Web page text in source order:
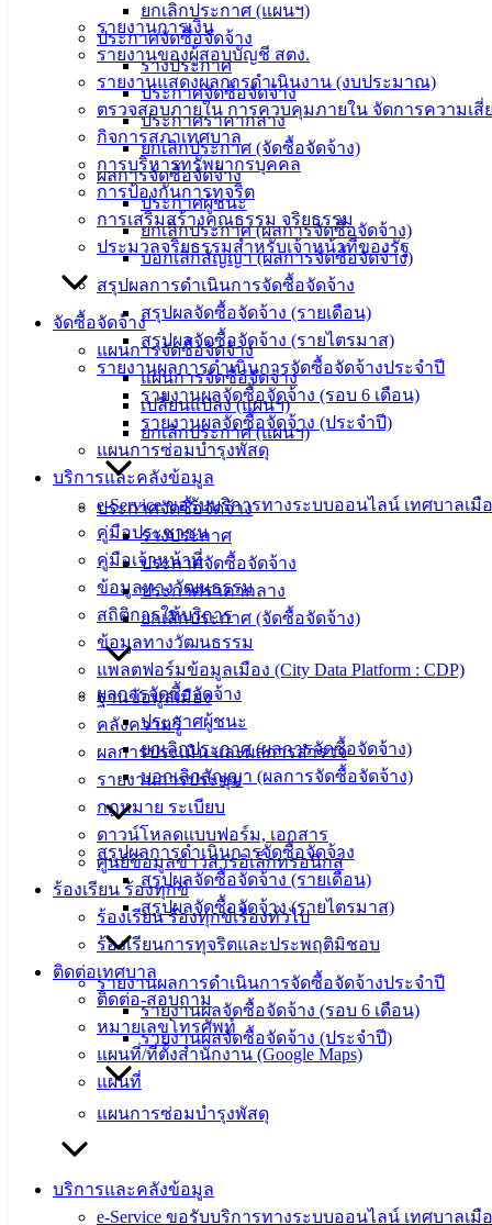
ยกเลิกประกาศ (แผนฯ)
ประกาศจัดซื้อจัดจ้าง
ร่างประกาศ
ประกาศจัดซื้อจัดจ้าง
ประกาศราคากลาง
ยกเลิกประกาศ (จัดซื้อจัดจ้าง)
ผลการจัดซื้อจัดจ้าง
ประกาศผู้ชนะ
ยกเลิกประกาศ (ผลการจัดซื้อจัดจ้าง)
บอกเลิกสัญญา (ผลการจัดซื้อจัดจ้าง)
สรุปผลการดำเนินการจัดซื้อจัดจ้าง
สรุปผลจัดซื้อจัดจ้าง (รายเดือน)
สรุปผลจัดซื้อจัดจ้าง (รายไตรมาส)
รายงานผลการดำเนินการจัดซื้อจัดจ้างประจำปี
รายงานผลจัดซื้อจัดจ้าง (รอบ 6 เดือน)
รายงานผลจัดซื้อจัดจ้าง (ประจำปี)
แผนการซ่อมบำรุงพัสดุ
บริการและคลังข้อมูล
e-Service ขอรับบริการทางระบบออนไลน์ เทศบาลเมื
คู่มือประชาชน
คู่มือเจ้าหน้าที่
ข้อมูลทางวัฒนธรรม
สถิติการให้บริการ
ข้อมูลทางวัฒนธรรม
แพลตฟอร์มข้อมูลเมือง (City Data Platform : CDP)
ฐานข้อมูลเมือง
คลังความรู้
ผลการประเมิน และผลการสำรวจ
รายงานการประชุม
กฎหมาย ระเบียบ
ดาวน์โหลดแบบฟอร์ม, เอกสาร
ศูนย์ข้อมูลข่าวสารอิเล็กทรอนิกส์
ร้องเรียน ร้องทุกข์
ร้องเรียน ร้องทุกข์เรื่องทั่วไป
ร้องเรียนการทุจริตและประพฤติมิชอบ
ติดต่อเทศบาล
ติดต่อ-สอบถาม
หมายเลขโทรศัพท์
แผนที่/ที่ตั้งสำนักงาน (Google Maps)
แผนที่
รายงานการเงิน
รายงานของผู้สอบบัญชี สตง.
รายงานแสดงผลการดำเนินงาน (งบประมาณ)
ตรวจสอบภายใน การควบคุมภายใน จัดการความเสี่
กิจการสภาเทศบาล
การบริหารทรัพยากรบุคคล
การป้องกันการทุจริต
การเสริมสร้างคุณธรรม จริยธรรม
ประมวลจริยธรรมสำหรับเจ้าหน้าที่ของรัฐ
จัดซื้อจัดจ้าง
แผนการจัดซื้อจัดจ้าง
แผนการจัดซื้อจัดจ้าง
เปลี่ยนแปลง (แผนฯ)
ยกเลิกประกาศ (แผนฯ)
ประกาศจัดซื้อจัดจ้าง
ร่างประกาศ
ประกาศจัดซื้อจัดจ้าง
ประกาศราคากลาง
ยกเลิกประกาศ (จัดซื้อจัดจ้าง)
ผลการจัดซื้อจัดจ้าง
ประกาศผู้ชนะ
ยกเลิกประกาศ (ผลการจัดซื้อจัดจ้าง)
บอกเลิกสัญญา (ผลการจัดซื้อจัดจ้าง)
สรุปผลการดำเนินการจัดซื้อจัดจ้าง
สรุปผลจัดซื้อจัดจ้าง (รายเดือน)
สรุปผลจัดซื้อจัดจ้าง (รายไตรมาส)
รายงานผลการดำเนินการจัดซื้อจัดจ้างประจำปี
รายงานผลจัดซื้อจัดจ้าง (รอบ 6 เดือน)
รายงานผลจัดซื้อจัดจ้าง (ประจำปี)
แผนการซ่อมบำรุงพัสดุ
บริการและคลังข้อมูล
e-Service ขอรับบริการทางระบบออนไลน์ เทศบาลเมื
เทศบาล
เมืองอ่าง
สำนักงาน
เทศบาลเมือง
อ่างศิลา 90/338
ม.3 ต.เสม็ด
อ.เมือง จ.ชลบุรี
142-100-104
บริการ
ประชาชน
ดาวน์โหลด
แบบ
ฟอร์ม,
เอกสาร
คู่มือ
สำหรับ
ประชาชน/
คู่มือการ
ปฏิบัติ
งาน
ข่าวสาร
น่ารู้
ศุนย์
ข้อมูล
ข่าวสาร
อิเล็กทรอนิกส์
องค์
ความรู้
(Knowledge
Management)
ติดต่อ
เทศบาล